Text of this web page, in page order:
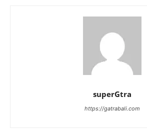
superGtra
https://gatrabali.com